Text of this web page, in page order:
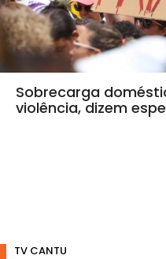
Sobrecarga
violência, dizem
TV CANTU